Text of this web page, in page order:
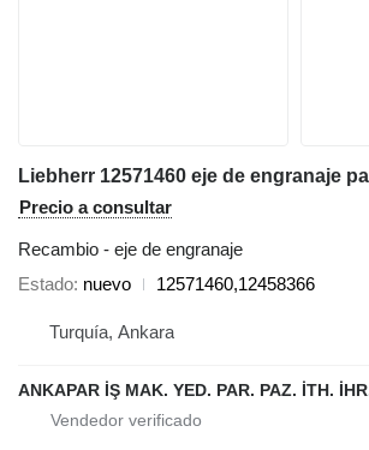
Precio a consultar
Recambio - eje de engranaje
Estado nuevo 12571460,12458366
Turquía, Ankara